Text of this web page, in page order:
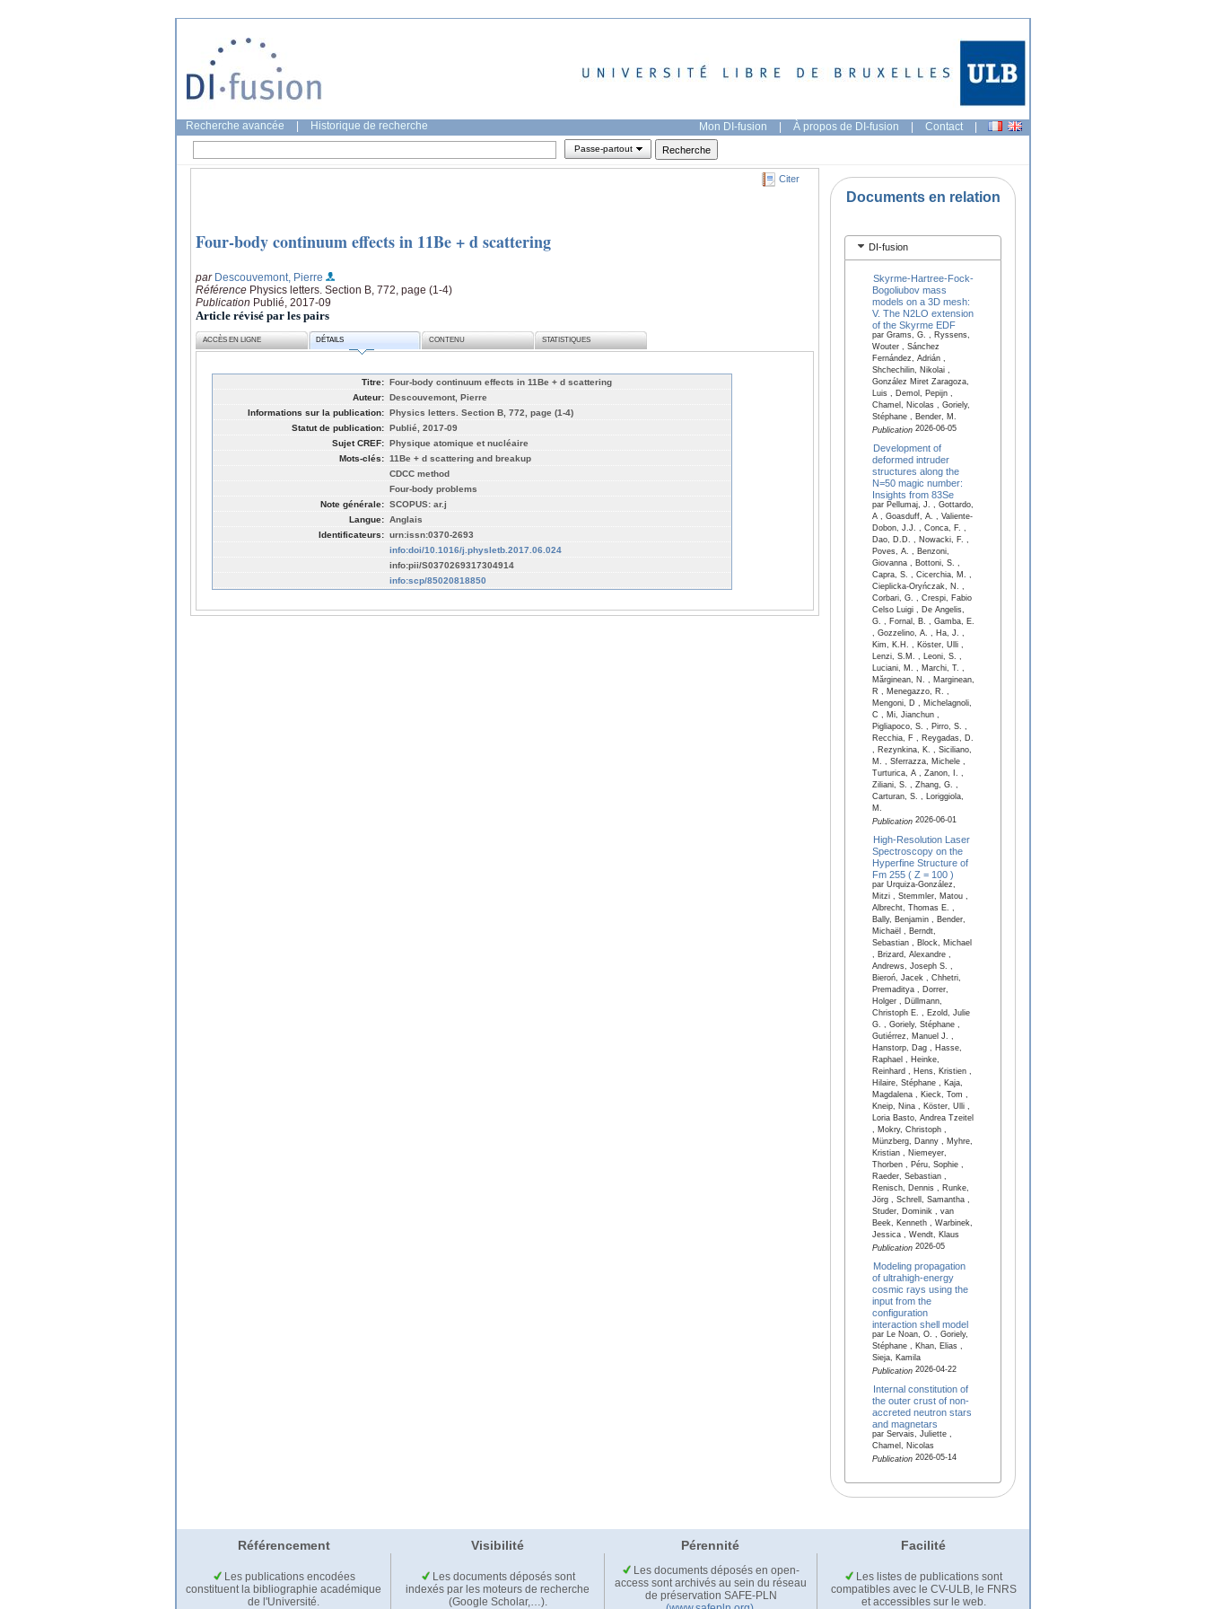
Recherche avancée Historique de recherche Mon DI-fusion | À propos de DI-fusion | Contact |
Passe-partout
Citer
Four-body continuum effects in 11Be + d scattering
par Descouvemont, Pierre
Référence Physics letters. Section B, 772, page (1-4)
Publication Publié, 2017-09
Article révisé par les pairs
ACCÈS EN LIGNE DÉTAILS CONTENU STATISTIQUES
Titre: Four-body continuum effects in 11Be + d scattering
Auteur: Descouvemont, Pierre
Informations sur la publication: Physics letters. Section B, 772, page (1-4)
Statut de publication: Publié, 2017-09
Sujet CREF: Physique atomique et nucléaire
Mots-clés: 11Be + d scattering and breakup
CDCC method
Four-body problems
Note générale: SCOPUS: ar.j
Langue: Anglais
Identificateurs: urn:issn:0370-2693
info:doi/10.1016/j.physletb.2017.06.024
info:pii/S0370269317304914
info:scp/85020818850
Documents en relation
DI-fusion
Skyrme-Hartree-Fock-
Bogoliubov mass
models on a 3D mesh:
V. The N2LO extension
of the Skyrme EDF
par Grams, G. , Ryssens,
Wouter , Sánchez
Fernández, Adrián ,
Shchechilin, Nikolai ,
González Miret Zaragoza,
Luis , Demol, Pepijn ,
Chamel, Nicolas , Goriely,
Stéphane , Bender, M.
Publication2026-06-05
Development of
deformed intruder
structures along the
N=50 magic number:
Insights from 83Se
par Pellumaj, J. , Gottardo,
A , Goasduff, A. , Valiente-
Dobon, J.J. , Conca, F. ,
Dao, D.D. , Nowacki, F. ,
Poves, A. , Benzoni,
Giovanna , Bottoni, S. ,
Capra, S. , Cicerchia, M. ,
Cieplicka-Oryńczak, N. ,
Corbari, G. , Crespi, Fabio
Celso Luigi , De Angelis,
G. , Fornal, B. , Gamba, E.
, Gozzelino, A. , Ha, J. ,
Kim, K.H. , Köster, Ulli ,
Lenzi, S.M. , Leoni, S. ,
Luciani, M. , Marchi, T. ,
Mărginean, N. , Marginean,
R , Menegazzo, R. ,
Mengoni, D , Michelagnoli,
C , Mi, Jianchun ,
Pigliapoco, S. , Pirro, S. ,
Recchia, F , Reygadas, D.
, Rezynkina, K. , Siciliano,
M. , Sferrazza, Michele ,
Turturica, A , Zanon, I. ,
Ziliani, S. , Zhang, G. ,
Carturan, S. , Loriggiola,
M.
Publication2026-06-01
High-Resolution Laser
Spectroscopy on the
Hyperfine Structure of
Fm 255 ( Z = 100 )
par Urquiza-González,
Mitzi , Stemmler, Matou ,
Albrecht, Thomas E. ,
Bally, Benjamin , Bender,
Michaël , Berndt,
Sebastian , Block, Michael
, Brizard, Alexandre ,
Andrews, Joseph S. ,
Bieroń, Jacek , Chhetri,
Premaditya , Dorrer,
Holger , Düllmann,
Christoph E. , Ezold, Julie
G. , Goriely, Stéphane ,
Gutiérrez, Manuel J. ,
Hanstorp, Dag , Hasse,
Raphael , Heinke,
Reinhard , Hens, Kristien ,
Hilaire, Stéphane , Kaja,
Magdalena , Kieck, Tom ,
Kneip, Nina , Köster, Ulli ,
Loria Basto, Andrea Tzeitel
, Mokry, Christoph ,
Münzberg, Danny , Myhre,
Kristian , Niemeyer,
Thorben , Péru, Sophie ,
Raeder, Sebastian ,
Renisch, Dennis , Runke,
Jörg , Schrell, Samantha ,
Studer, Dominik , van
Beek, Kenneth , Warbinek,
Jessica , Wendt, Klaus
Publication2026-05
Modeling propagation
of ultrahigh-energy
cosmic rays using the
input from the
configuration
interaction shell model
par Le Noan, O. , Goriely,
Stéphane , Khan, Elias ,
Sieja, Kamila
Publication2026-04-22
Internal constitution of
the outer crust of non-
accreted neutron stars
and magnetars
par Servais, Juliette ,
Chamel, Nicolas
Publication2026-05-14
Référencement Visibilité Pérennité Facilité
Les publications encodées
constituent la bibliographie académique
de l'Université.
Les documents déposés sont
indexés par les moteurs de recherche
(Google Scholar,…).
Les documents déposés en open-
access sont archivés au sein du réseau
de préservation SAFE-PLN
Les listes de publications sont
compatibles avec le CV-ULB, le FNRS
et accessibles sur le web.